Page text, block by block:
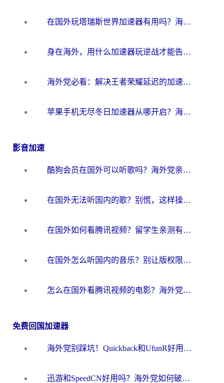
在国外玩塔瑞斯世界加速器有用吗？海外玩家亲测后的真实答案
身在海外，用什么加速器玩逆战才能告别延迟？
海外党必看：解决王者荣耀延迟的加速器终极指南——从EVE到猫和老鼠，一个工具全搞定
苹果手机无尽冬日加速器从哪开启？海外玩家的冬日生存指南
影音加速
酷狗会员在国外可以听歌吗？海外党亲测有效：3步解决音乐权限难题
在国外无法听国内的歌？别慌，这样操作就能畅听QQ音乐（附亲测加速器推荐）
在国外如何看腾讯视频？留学生亲测有效的回国加速方案
在国外怎么听国内的音乐？别让版权限制断了你的华语歌单
怎么在国外看腾讯视频的电影？海外党亲测有效的回国加速指南
免费回国加速器
海外党别踩坑！Quickback和UfunR好用吗？选对回国加速器才能无缝刷国内资源
迅游和SpeedCN好用吗？海外党如何破解那道看不见的墙